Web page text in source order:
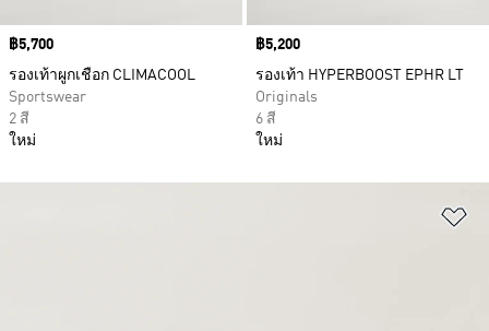
Price
฿5,700
รองเท้าผูกเชือก CLIMACOOL
Sportswear
2 สี
ใหม่
Price
฿5,200
รองเท้า HYPERBOOST EPHR LT
Originals
6 สี
ใหม่